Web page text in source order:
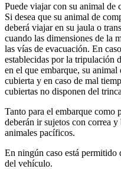
Puede viajar con su animal de
Si desea que su animal de
deberá viajar en su jaula o
cuando las dimensiones de la
las vías de evacuación. En
establecidas por la tripulación
en el que embarque, su
cubierta y en caso de mal
cubiertas no disponen del
Tanto para el embarque como
deberán ir sujetos con correa
animales pacíficos.
En ningún caso está
del vehículo.